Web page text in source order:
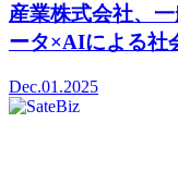
産業株式会社、
ータ×AIによる社
Dec.01.2025